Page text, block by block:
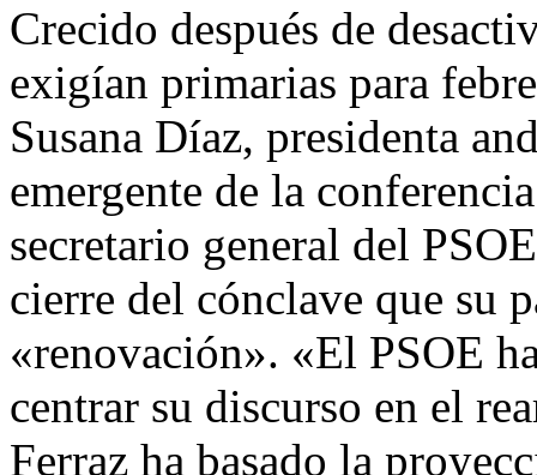
Crecido después de
exigían primarias para
Susana Díaz, presidenta
emergente de la
secretario general del
cierre del cónclave que su
«renovación». «El PSOE
centrar su discurso en el
Ferraz ha basado la